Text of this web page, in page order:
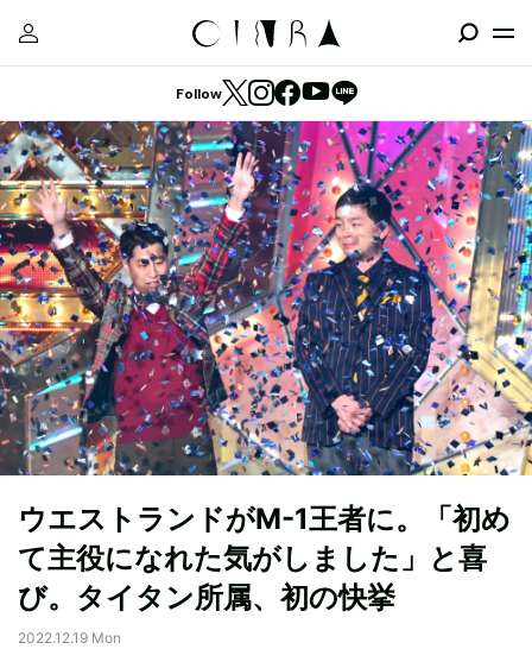
Follow
ウエストランドがM-1王者に。「初め
て主役になれた気がしました」と喜
び。タイタン所属、初の快挙
2022.12.19 Mon